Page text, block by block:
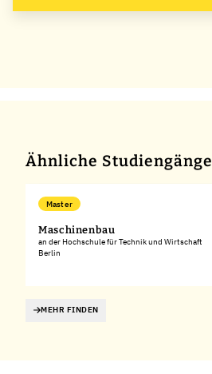
Ähnliche Studiengänge
Master
Maschinenbau
an der Hochschule für Technik und Wirtschaft
Berlin
MEHR FINDEN